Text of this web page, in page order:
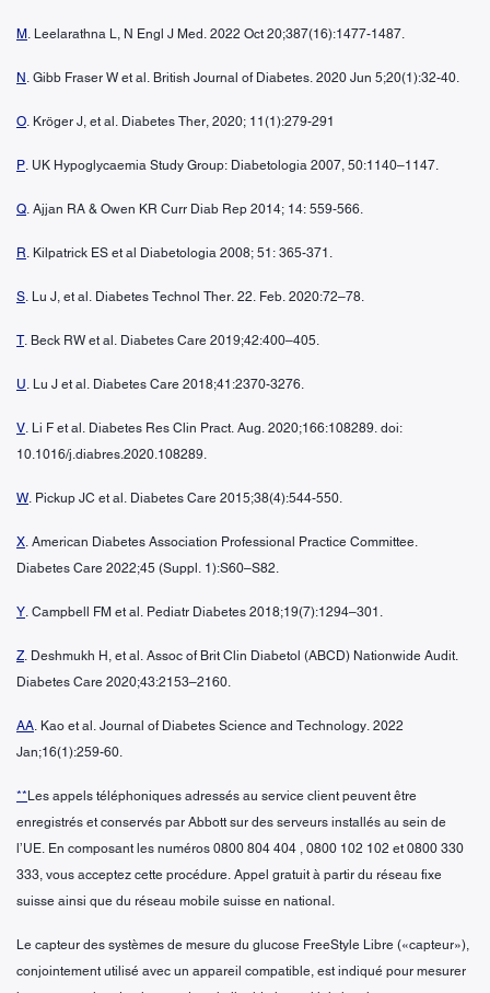
M . Leelarathna L, N Engl J Med. 2022 Oct 20;387(16):1477-1487.
N . Gibb Fraser W et al. British Journal of Diabetes. 2020 Jun 5;20(1):32-40.
O. Kröger J, et al. Diabetes Ther, 2020; 11(1):279-291
P. UK Hypoglycaemia Study Group: Diabetologia 2007, 50:1140–1147.
Q. Ajjan RA & Owen KR Curr Diab Rep 2014; 14: 559-566.
R. Kilpatrick ES et al Diabetologia 2008; 51: 365-371.
S. Lu J, et al. Diabetes Technol Ther. 22. Feb. 2020:72–78.
T. Beck RW et al. Diabetes Care 2019;42:400–405.
U. Lu J et al. Diabetes Care 2018;41:2370-3276.
V. Li F et al. Diabetes Res Clin Pract. Aug. 2020;166:108289. doi:
10.1016/j.diabres.2020.108289.
W. Pickup JC et al. Diabetes Care 2015;38(4):544-550.
X. American Diabetes Association Professional Practice Committee.
Diabetes Care 2022;45 (Suppl. 1):S60–S82.
Y. Campbell FM et al. Pediatr Diabetes 2018;19(7):1294–301.
Z. Deshmukh H, et al. Assoc of Brit Clin Diabetol (ABCD) Nationwide Audit.
Diabetes Care 2020;43:2153–2160.
AA. Kao et al. Journal of Diabetes Science and Technology. 2022
Jan;16(1):259-60.
** Les appels téléphoniques adressés au service client peuvent être
enregistrés et conservés par Abbott sur des serveurs installés au sein de
l’UE. En composant les numéros 0800 804 404 , 0800 102 102 et 0800 330
333, vous acceptez cette procédure. Appel gratuit à partir du réseau fixe
suisse ainsi que du réseau mobile suisse en national.
Le capteur des systèmes de mesure du glucose FreeStyle Libre («capteur»),
conjointement utilisé avec un appareil compatible, est indiqué pour mesurer